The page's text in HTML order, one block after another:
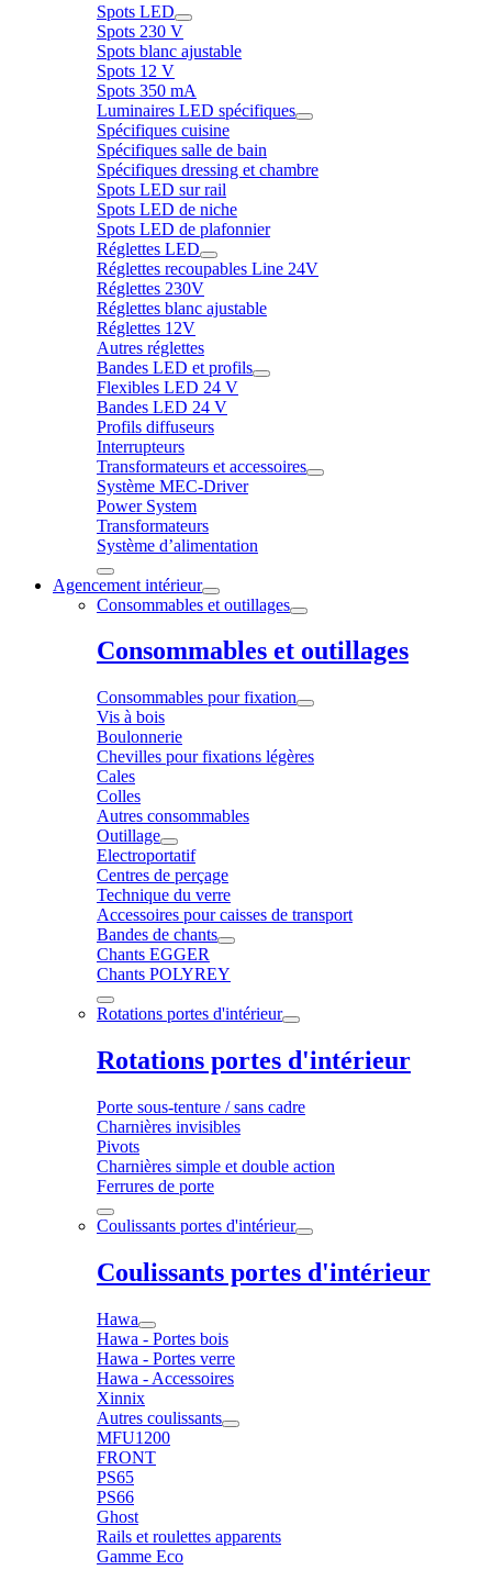
Spots LED
Spots 230 V
Spots blanc ajustable
Spots 12 V
Spots 350 mA
Luminaires LED spécifiques
Spécifiques cuisine
Spécifiques salle de bain
Spécifiques dressing et chambre
Spots LED sur rail
Spots LED de niche
Spots LED de plafonnier
Réglettes LED
Réglettes recoupables Line 24V
Réglettes 230V
Réglettes blanc ajustable
Réglettes 12V
Autres réglettes
Bandes LED et profils
Flexibles LED 24 V
Bandes LED 24 V
Profils diffuseurs
Interrupteurs
Transformateurs et accessoires
Système MEC-Driver
Power System
Transformateurs
Système d’alimentation
Agencement intérieur
Consommables et outillages
Consommables et outillages
Consommables pour fixation
Vis à bois
Boulonnerie
Chevilles pour fixations légères
Cales
Colles
Autres consommables
Outillage
Electroportatif
Centres de perçage
Technique du verre
Accessoires pour caisses de transport
Bandes de chants
Chants EGGER
Chants POLYREY
Rotations portes d'intérieur
Rotations portes d'intérieur
Porte sous-tenture / sans cadre
Charnières invisibles
Pivots
Charnières simple et double action
Ferrures de porte
Coulissants portes d'intérieur
Coulissants portes d'intérieur
Hawa
Hawa - Portes bois
Hawa - Portes verre
Hawa - Accessoires
Xinnix
Autres coulissants
MFU1200
FRONT
PS65
PS66
Ghost
Rails et roulettes apparents
Gamme Eco